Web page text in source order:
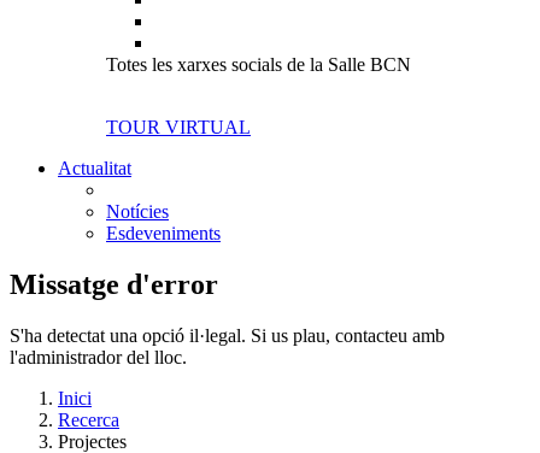
Totes les xarxes socials de la Salle BCN
TOUR VIRTUAL
Actualitat
Notícies
Esdeveniments
Missatge d'error
S'ha detectat una opció il·legal. Si us plau, contacteu amb
l'administrador del lloc.
Inici
Recerca
Projectes